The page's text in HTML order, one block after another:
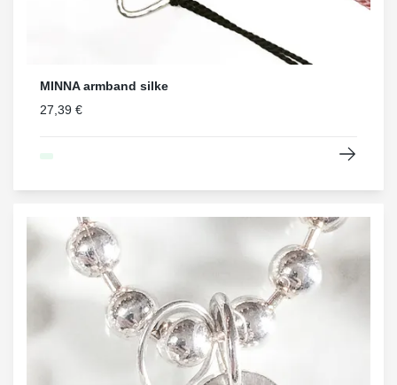
MINNA armband silke
27,39 €